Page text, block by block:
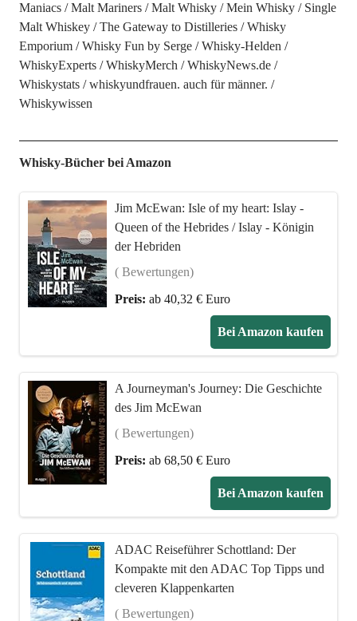
Maniacs
Malt Mariners Malt Whisky Mein Whisky
Single
Malt Whiskey
The Gateway to Distilleries
Whisky
Emporium
Whisky Fun by Serge
Whisky-Helden
WhiskyExperts
WhiskyMerch
WhiskyNews.de
Whiskystats
whiskyundfrauen. auch für männer.
Whiskywissen
Whisky-Bücher bei Amazon
Jim McEwan: Isle of my heart: Islay -
Queen of the Hebrides / Islay - Königin
der Hebriden
( Bewertungen)
Preis: ab 40,32 € Euro
Bei Amazon kaufen
A Journeyman's Journey: Die Geschichte
des Jim McEwan
( Bewertungen)
Preis: ab 68,50 € Euro
Bei Amazon kaufen
ADAC Reiseführer Schottland: Der
Kompakte mit den ADAC Top Tipps und
cleveren Klappenkarten
( Bewertungen)